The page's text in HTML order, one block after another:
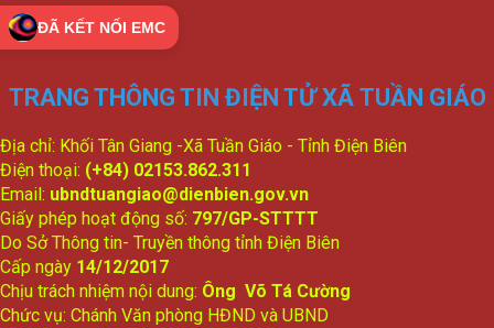
ĐÃ KẾT NỐI EMC
TRANG THÔNG TIN ĐIỆN TỬ XÃ TUẦN GIÁO
Địa chỉ: Khối Tân Giang -Xã Tuần Giáo - Tỉnh Điện Biên
Điện thoại: (+84) 02153.862.311
Email: ubndtuangiao@dienbien.gov.vn
Giấy phép hoạt động số: 797/GP-STTTT
Do Sở Thông tin- Truyền thông tỉnh Điện Biên
Cấp ngày 14/12/2017
Chịu trách nhiệm nội dung: Ông Võ Tá Cường
Chức vụ: Chánh Văn phòng HĐND và UBND